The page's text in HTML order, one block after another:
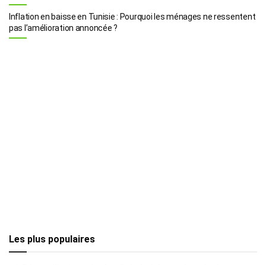
Inflation en baisse en Tunisie : Pourquoi les ménages ne ressentent
pas l’amélioration annoncée ?
Les plus populaires